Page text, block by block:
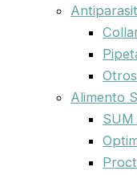
Alimento
SUM